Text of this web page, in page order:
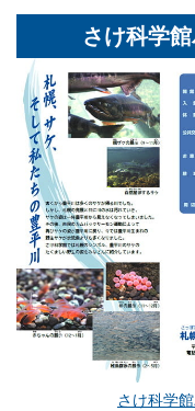
さけ科学館
さけ科学